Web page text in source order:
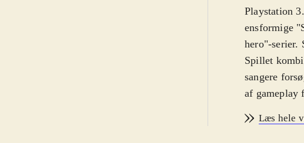
Playstation
ensformige
hero"-serier.
Spillet
sangere
af gameplay
anden spiller
Læs hele